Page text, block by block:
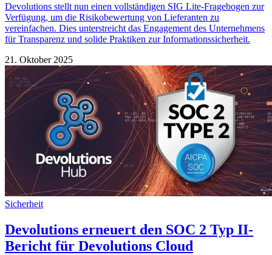
Devolutions stellt nun einen vollständigen SIG Lite-Fragebogen zur
Verfügung, um die Risikobewertung von Lieferanten zu
vereinfachen. Dies unterstreicht das Engagement des Unternehmens
für Transparenz und solide Praktiken zur Informationssicherheit.
21. Oktober 2025
Sicherheit
Devolutions erneuert den SOC 2 Typ II-
Bericht für Devolutions Cloud